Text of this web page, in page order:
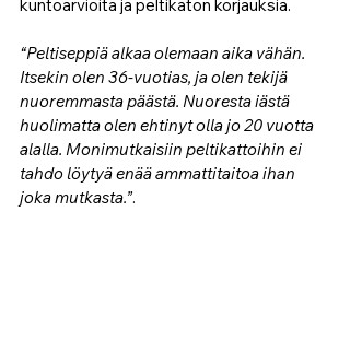
kuntoarvioita ja peltikaton korjauksia.
“Peltiseppiä alkaa olemaan aika vähän.
Itsekin olen 36-vuotias, ja olen tekijä
nuoremmasta päästä. Nuoresta iästä
huolimatta olen ehtinyt olla jo 20 vuotta
alalla. Monimutkaisiin peltikattoihin ei
tahdo löytyä enää ammattitaitoa ihan
joka mutkasta.”.